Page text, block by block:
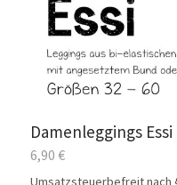
Damenleggings
6,90€
Umsatzsteuerbefreit nach